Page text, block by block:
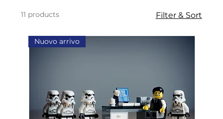
11 products Filter & Sort
Nuovo arrivo